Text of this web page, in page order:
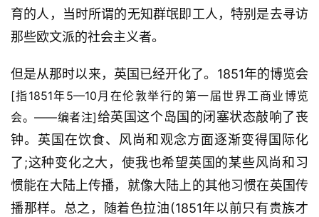
育的人，当时所谓的无知群氓即工人，特别是去寻访
那些欧文派的社会主义者。
但是从那时以来，英国已经开化了。1851年的博览会
[指1851年5—10月在伦敦举行的第一届世界工商业博览
会。——编者注]给英国这个岛国的闭塞状态敲响了丧
钟。英国在饮食、风尚和观念方面逐渐变得国际化
了;这种变化之大，使我也希望英国的某些风尚和习
惯能在大陆上传播，就像大陆上的其他习惯在英国传
播那样。总之，随着色拉油(1851年以前只有贵族才